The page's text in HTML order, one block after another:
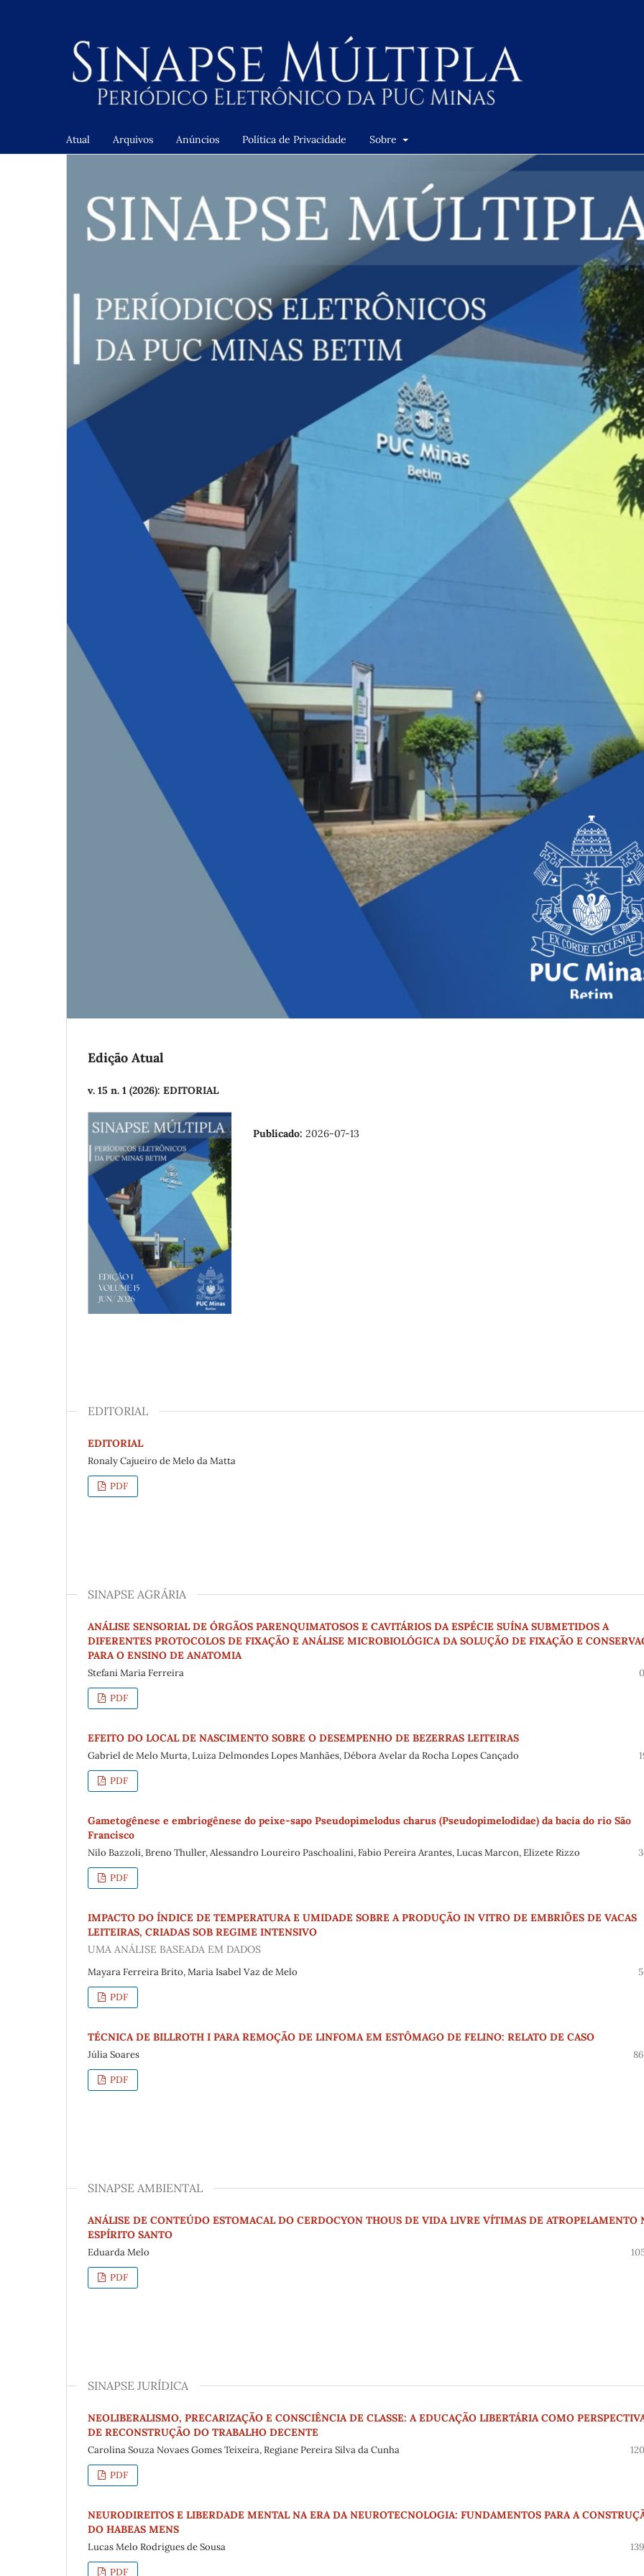
Atual Arquivos Anúncios Política de Privacidade Sobre
Edição Atual
v. 15 n. 1 (2026): EDITORIAL
Publicado: 2026-07-13
EDITORIAL
EDITORIAL
Ronaly Cajueiro de Melo da Matta
PDF
SINAPSE AGRÁRIA
ANÁLISE SENSORIAL DE ÓRGÃOS PARENQUIMATOSOS E CAVITÁRIOS DA ESPÉCIE SUÍNA SUBMETIDOS A
DIFERENTES PROTOCOLOS DE FIXAÇÃO E ANÁLISE MICROBIOLÓGICA DA SOLUÇÃO DE FIXAÇÃO E
PARA O ENSINO DE ANATOMIA
Stefani Maria Ferreira
PDF
EFEITO DO LOCAL DE NASCIMENTO SOBRE O DESEMPENHO DE BEZERRAS LEITEIRAS
Gabriel de Melo Murta, Luiza Delmondes Lopes Manhães, Débora Avelar da Rocha Lopes Cançado
PDF
Gametogênese e embriogênese do peixe-sapo Pseudopimelodus charus (Pseudopimelodidae) da bacia do rio São
Francisco
Nilo Bazzoli, Breno Thuller, Alessandro Loureiro Paschoalini, Fabio Pereira Arantes, Lucas Marcon, Elizete Rizzo
PDF
IMPACTO DO ÍNDICE DE TEMPERATURA E UMIDADE SOBRE A PRODUÇÃO IN VITRO DE EMBRIÕES DE VACAS
LEITEIRAS, CRIADAS SOB REGIME INTENSIVO
UMA ANÁLISE BASEADA EM DADOS
Mayara Ferreira Brito, Maria Isabel Vaz de Melo
PDF
TÉCNICA DE BILLROTH I PARA REMOÇÃO DE LINFOMA EM ESTÔMAGO DE FELINO: RELATO DE CASO
Júlia Soares
PDF
SINAPSE AMBIENTAL
ANÁLISE DE CONTEÚDO ESTOMACAL DO CERDOCYON THOUS DE VIDA LIVRE VÍTIMAS DE ATROPELAMENTO
ESPÍRITO SANTO
Eduarda Melo
PDF
SINAPSE JURÍDICA
NEOLIBERALISMO, PRECARIZAÇÃO E CONSCIÊNCIA DE CLASSE: A EDUCAÇÃO LIBERTÁRIA COMO
DE RECONSTRUÇÃO DO TRABALHO DECENTE
Carolina Souza Novaes Gomes Teixeira, Regiane Pereira Silva da Cunha
PDF
NEURODIREITOS E LIBERDADE MENTAL NA ERA DA NEUROTECNOLOGIA: FUNDAMENTOS PARA A
DO HABEAS MENS
Lucas Melo Rodrigues de Sousa
PDF